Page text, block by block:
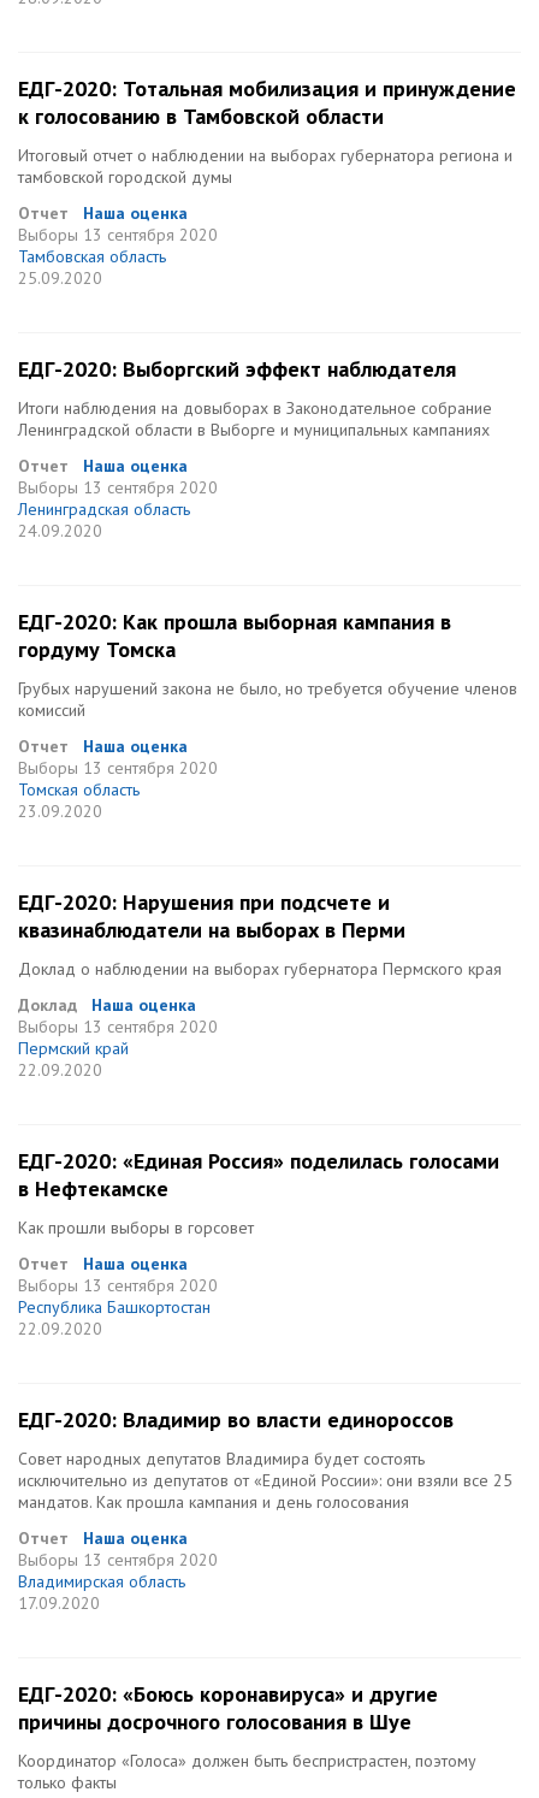
ЕДГ-2020: Тотальная мобилизация и принуждение
к голосованию в Тамбовской области
Итоговый отчет о наблюдении на выборах губернатора региона и
тамбовской городской думы
Отчет
Наша оценка
Выборы 13 сентября 2020
Тамбовская область
25.09.2020
ЕДГ-2020: Выборгский эффект наблюдателя
Итоги наблюдения на довыборах в Законодательное собрание
Ленинградской области в Выборге и муниципальных кампаниях
Отчет
Наша оценка
Выборы 13 сентября 2020
Ленинградская область
24.09.2020
ЕДГ-2020: Как прошла выборная кампания в
гордуму Томска
Грубых нарушений закона не было, но требуется обучение членов
комиссий
Отчет
Наша оценка
Выборы 13 сентября 2020
Томская область
23.09.2020
ЕДГ-2020: Нарушения при подсчете и
квазинаблюдатели на выборах в Перми
Доклад о наблюдении на выборах губернатора Пермского края
Доклад
Наша оценка
Выборы 13 сентября 2020
Пермский край
22.09.2020
ЕДГ-2020: «Единая Россия» поделилась голосами
в Нефтекамске
Как прошли выборы в горсовет
Отчет
Наша оценка
Выборы 13 сентября 2020
Республика Башкортостан
22.09.2020
ЕДГ-2020: Владимир во власти единороссов
Совет народных депутатов Владимира будет состоять
исключительно из депутатов от «Единой России»: они взяли все 25
мандатов. Как прошла кампания и день голосования
Отчет
Наша оценка
Выборы 13 сентября 2020
Владимирская область
17.09.2020
ЕДГ-2020: «Боюсь коронавируса» и другие
причины досрочного голосования в Шуе
Координатор «Голоса» должен быть беспристрастен, поэтому
только факты